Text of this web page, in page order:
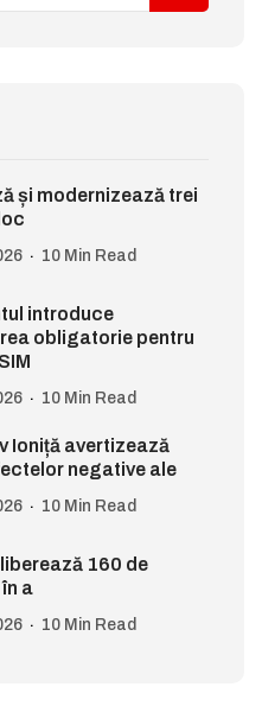
și modernizează trei
10 Min Read
introduce
obligatorie pentru
10 Min Read
Ioniță avertizează
negative ale
10 Min Read
160 de
a
10 Min Read